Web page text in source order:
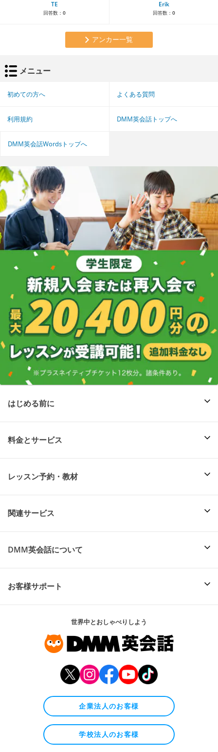
TE
回答数： 0
Erik
回答数： 0
アンカー一覧
メニュー
初めての方へ よくある質問
利用規約 DMM英会話トップへ
DMM英会話Wordsトップへ
はじめる前に
料金とサービス
レッスン予約・教材
関連サービス
DMM英会話について
お客様サポート
世界中とおしゃべりしよう
企業法人のお客様
学校法人のお客様